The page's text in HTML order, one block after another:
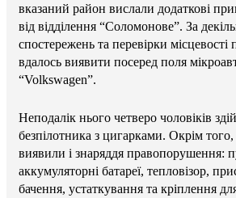
вказаний район вислали додаткові
від відділення “Соломонове”. За
спостережень та перевірки
вдалось виявити посеред поля
“Volkswagen”.
Неподалік нього четверо чоловіків
безпілотника з цигарками. Окрім
виявили і знаряддя правопорушення:
аккумуляторні батареї, тепловізор,
бачення, устаткування та кріплення